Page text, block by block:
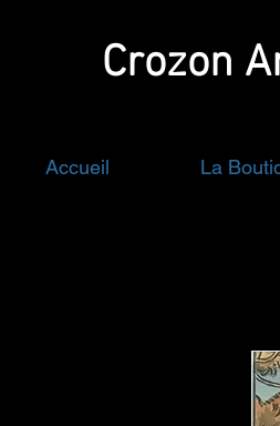
Crozon
Accueil La